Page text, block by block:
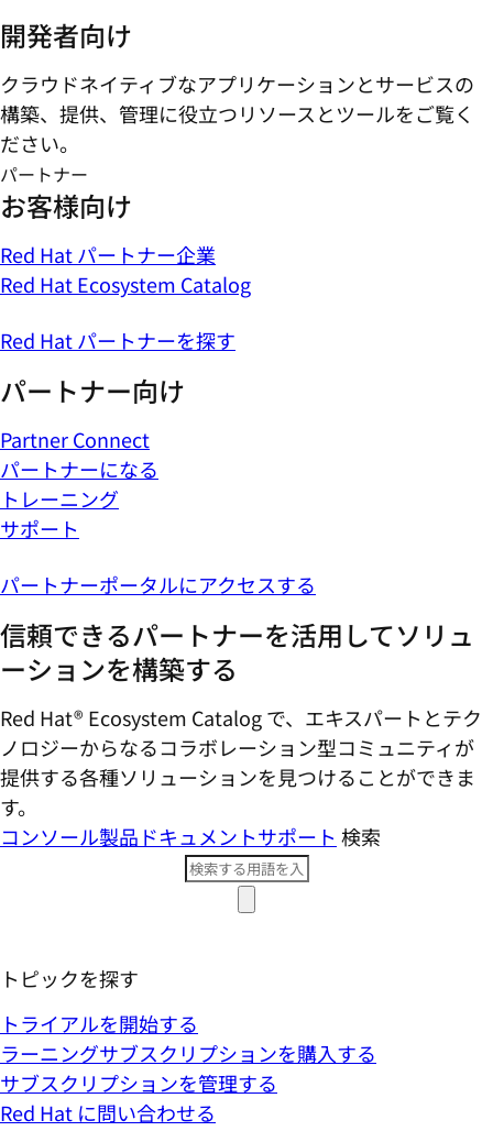
開発者向け
クラウドネイティブなアプリケーションとサービスの
構築、提供、管理に役立つリソースとツールをご覧く
ださい。
パートナー
お客様向け
Red Hat パートナー企業
Red Hat Ecosystem Catalog
Red Hat パートナーを探す
パートナー向け
Partner Connect
パートナーになる
トレーニング
サポート
パートナーポータルにアクセスする
信頼できるパートナーを活用してソリュ
ーションを構築する
Red Hat® Ecosystem Catalog で、エキスパートとテク
ノロジーからなるコラボレーション型コミ​ュニティが
提供する各種ソリューションを見つけることができま
す。
コンソール製品ドキュメントサポート 検索
トピックを探す
トライアルを開始する
ラーニングサブスクリプションを購入する
サブスクリプションを管理する
Red Hat に問い合わせる